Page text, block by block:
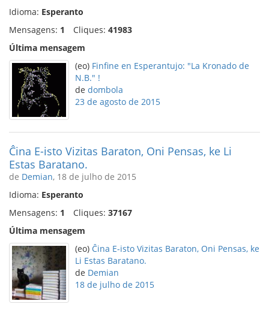
Idioma: Esperanto
Mensagens: 1 Cliques: 41983
Última mensagem
(eo) Finfine en Esperantujo: "La Kronado de
N.B." !
de dombola
23 de agosto de 2015
Ĉina E-isto Vizitas Baraton, Oni Pensas, ke Li
Estas Baratano.
de Demian, 18 de julho de 2015
Idioma: Esperanto
Mensagens: 1 Cliques: 37167
Última mensagem
(eo) Ĉina E-isto Vizitas Baraton, Oni Pensas, ke
Li Estas Baratano.
de Demian
18 de julho de 2015